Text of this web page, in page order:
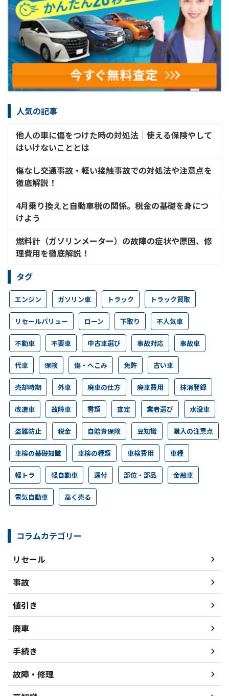
人気の記事
他人の車に傷をつけた時の対処法│使える保険やして
はいけないこととは
傷なし交通事故・軽い接触事故での対処法や注意点を
徹底解説！
4月乗り換えと自動車税の関係。税金の基礎を身につ
けよう
燃料計（ガソリンメーター）の故障の症状や原因、修
理費用を徹底解説！
タグ
エンジン ガソリン車 トラック トラック買取
リセールバリュー ローン 下取り 不人気車
不動車 不要車 中古車選び 事故対応 事故車
代車 保険 傷・へこみ 免許 古い車
売却時期 外車 廃車の仕方 廃車費用 抹消登録
改造車 故障車 書類 査定 業者選び 水没車
盗難防止 税金 自賠責保険 豆知識 購入の注意点
車検の基礎知識 車検の種類 車検費用 車種
軽トラ 軽自動車 還付 部位・部品 金融車
電気自動車 高く売る
コラムカテゴリー
リセール
事故
値引き
廃車
手続き
故障・修理